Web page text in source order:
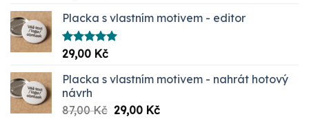
Placka s vlastním motivem - editor
Hodnocení
5.00
29,00 Kč
Placka s vlastním motivem - nahrát hotový
návrh
87,00Kč Původní
29,00 KčAktuální